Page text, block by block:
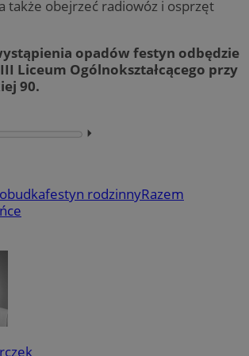
także obejrzeć radiowóz i osprzęt
opadów festyn odbędzie
Liceum Ogólnokształcącego przy
90.
⏵︎
festyn rodzinnyRazem